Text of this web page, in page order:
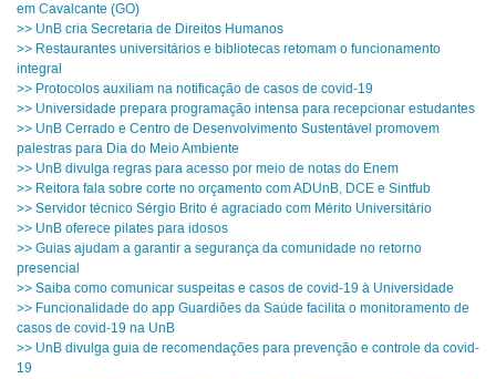
em Cavalcante (GO)
>> UnB cria Secretaria de Direitos Humanos
>> Restaurantes universitários e bibliotecas retomam o funcionamento
integral
>> Protocolos auxiliam na notificação de casos de covid-19
>> Universidade prepara programação intensa para recepcionar estudantes
>> UnB Cerrado e Centro de Desenvolvimento Sustentável promovem
palestras para Dia do Meio Ambiente
>> UnB divulga regras para acesso por meio de notas do Enem
>> Reitora fala sobre corte no orçamento com ADUnB, DCE e Sintfub
>> Servidor técnico Sérgio Brito é agraciado com Mérito Universitário
>> UnB oferece pilates para idosos
>> Guias ajudam a garantir a segurança da comunidade no retorno
presencial
>> Saiba como comunicar suspeitas e casos de covid-19 à Universidade
>> Funcionalidade do app Guardiões da Saúde facilita o monitoramento de
casos de covid-19 na UnB
>> UnB divulga guia de recomendações para prevenção e controle da covid-
19